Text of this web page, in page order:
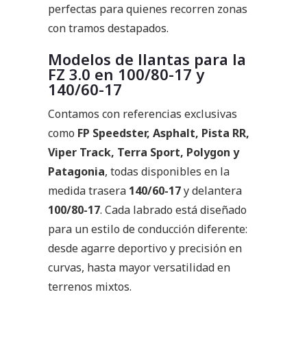
perfectas para quienes recorren zonas
con tramos destapados.
Modelos de llantas para la
FZ 3.0 en 100/80-17 y
140/60-17
Contamos con referencias exclusivas
como FP Speedster, Asphalt, Pista RR,
Viper Track, Terra Sport, Polygon y
Patagonia, todas disponibles en la
medida trasera 140/60-17y delantera
100/80-17. Cada labrado está diseñado
para un estilo de conducción diferente:
desde agarre deportivo y precisión en
curvas, hasta mayor versatilidad en
terrenos mixtos.